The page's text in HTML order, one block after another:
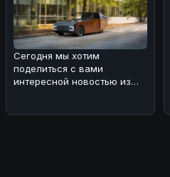
Сегодня мы хотим
поделиться с вами
интересной новостью из